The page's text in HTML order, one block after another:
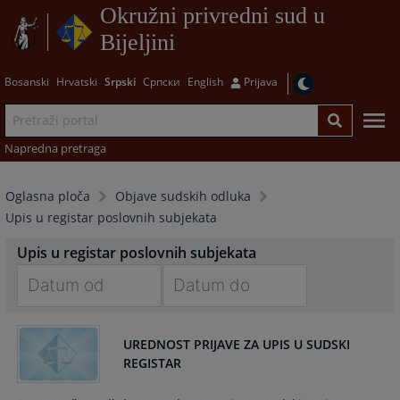
Okružni privredni sud u
Bijeljini
Bosanski Hrvatski Srpski Српски English Prijava
Napredna pretraga
Oglasna ploča
Objave sudskih odluka
Upis u registar poslovnih subjekata
Upis u registar poslovnih subjekata
forward
interact
to
UREDNOST PRIJAVE ZA UPIS U SUDSKI
REGISTAR